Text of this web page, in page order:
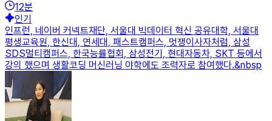
12분
인기
인프런, 네이버 커넥트재단, 서울대 빅데이터 혁신 공유대학, 서울대
평생교육원, 한신대, 연세대, 패스트캠퍼스, 멋쟁이사자처럼, 삼성
SDS멀티캠퍼스, 한국능률협회, 삼성전기, 현대자동차, SKT 등에서
강의 했으며 생활코딩 머신러닝 야학에도 조력자로 참여했다.&nbsp